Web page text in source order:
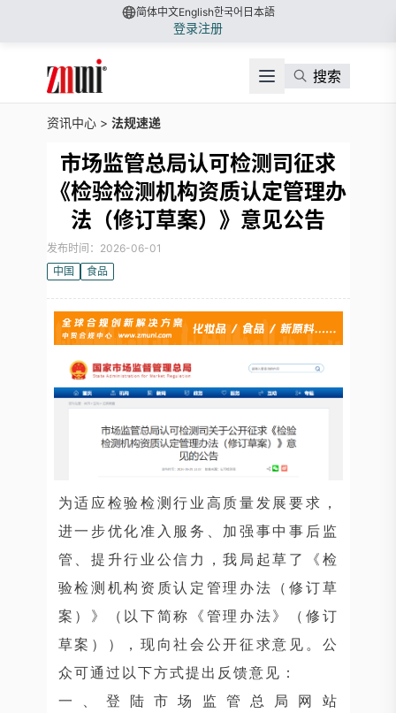
简体中文English한국어 日本語
登录注册
搜索
资讯中心 > 法规速递
市场监管总局认可检测司征求
《检验检测机构资质认定管理办
法（修订草案）》意见公告
发布时间：2026-06-01
中国
食品
为适应检验检测行业高质量发展要求，
进一步优化准入服务、加强事中事后监
管、提升行业公信力，我局起草了《检
验检测机构资质认定管理办法（修订草
案）》（以下简称《管理办法》（修订
草案）），现向社会公开征求意见。公
众可通过以下方式提出反馈意见：
一、登陆市场监管总局网站